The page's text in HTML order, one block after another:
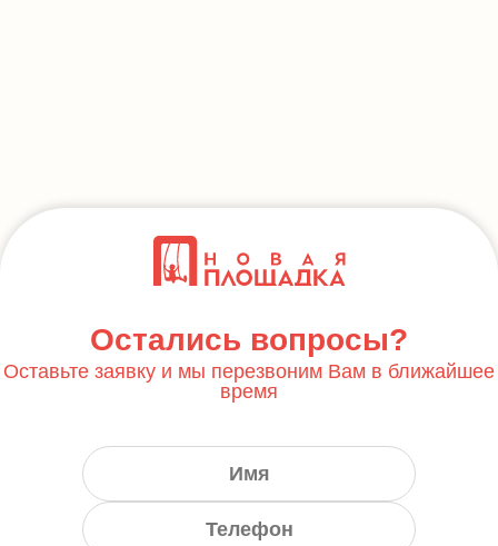
Остались вопросы?
Оставьте заявку и мы перезвоним Вам в ближайшее
время